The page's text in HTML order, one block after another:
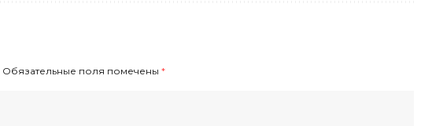
Обязательные поля помечены *